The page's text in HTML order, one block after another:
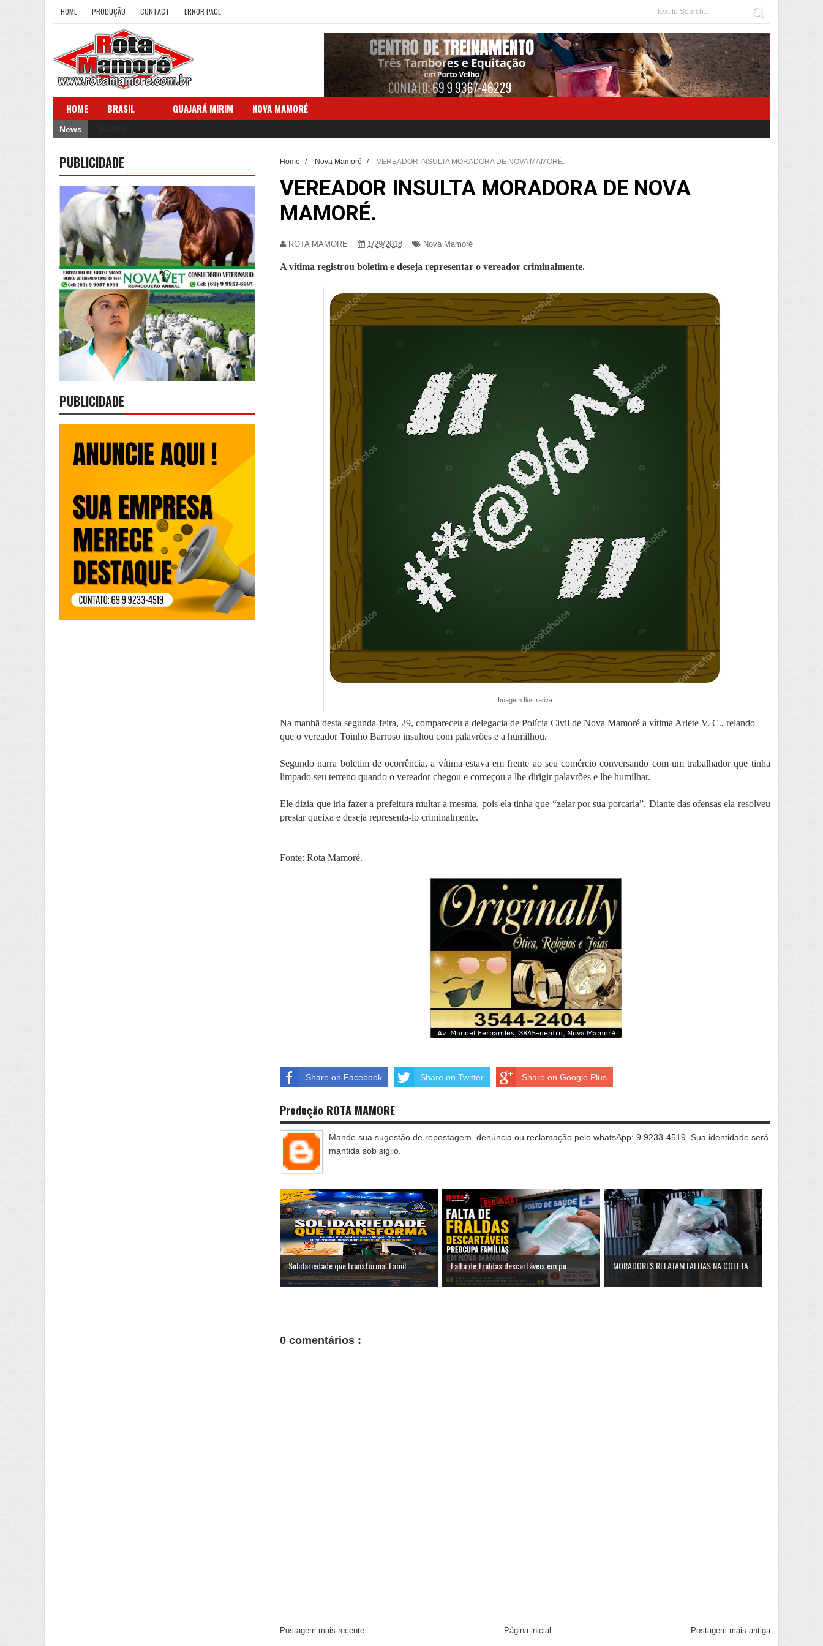
HOME PRODUÇÃO CONTACT ERROR PAGE
HOME BRASIL GUAJARÁ MIRIM NOVA MAMORÉ
News
Home / Nova Mamoré / VEREADOR INSULTA MORADORA DE NOVA MAMORÉ.
VEREADOR INSULTA MORADORA DE NOVA
MAMORÉ.
ROTA MAMORE 1/29/2018 Nova Mamoré
A vítima registrou boletim e deseja representar o vereador criminalmente.
Imagem Ilustrativa
Na manhã desta segunda-feira, 29, compareceu a delegacia de Polícia Civil de Nova Mamoré a vítima Arlete V. C., relando
que o vereador Toinho Barroso insultou com palavrões e a humilhou.
Segundo narra boletim de ocorrência, a vítima estava em frente ao seu comércio conversando com um trabalhador que tinha
limpado seu terreno quando o vereador chegou e começou a lhe dirigir palavrões e lhe humilhar.
Ele dizia que iria fazer a prefeitura multar a mesma, pois ela tinha que “zelar por sua porcaria”. Diante das ofensas ela resolveu
prestar queixa e deseja representa-lo criminalmente.
Fonte: Rota Mamoré.
Share on Facebook Share on Twitter Share on Google Plus
Produção ROTA MAMORE
Mande sua sugestão de repostagem, denúncia ou reclamação pelo whatsApp: 9 9233-4519. Sua identidade será
mantida sob sigilo.
Solidariedade que transforma: Famíl... Falta de fraldas descartáveis em po... MORADORES RELATAM FALHAS NA COLETA ...
0 comentários :
Postagem mais recente Postagem mais antiga
Página inicial
PUBLICIDADE
PUBLICIDADE